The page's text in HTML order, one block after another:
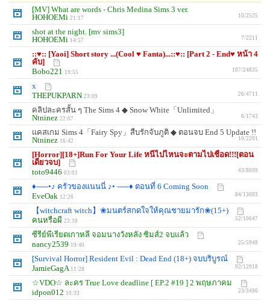
[MV] What are words - Chris Medina Sims 3 ver.
HOHOEMi 21:17 10/2525
shot at the night. [mv sims3]
HOHOEMi 14:57 7/2211
::♥:: [Yaoi] Short story ...(Cool ♥ Fanta)...::♥:: [Part 2 - End♥ หน้า 4
คับ]
Bobo221
19:55 187/24835
x
THEPUKPARN 23:09 26/4711
คลิปละครสั้น ๆ The Sims 4 ◆ Snow White「Unlimited」
Ntninez 22:07 6/1743
แคสเกม Sims 4「Fairy Spy」สืบรักจับภูติ ◆ ตอนจบ End 5 Update !!
Ntninez 16:42 10/2201
[Horror][18+]Run For Your Life หนีไปไหนจะตามไปเชือด!!![ตอน
เดียวจบ]
toto9446 03:01 43/8699
♦-----•♪ ครัวของแนนนี่ ♪• -----♦ ตอนที่ 6 Coming Soon
EveOak 12:26 84/13003
【witchcraft witch】❀มนตร์สกดใจให้คุณชายมารัก❀(15+)
คนหรือผี 23:10 52/10647
ซีรีย์พีเรียดเกาหลี จอมนางวังหลัง ซิมส์2 จบแล้ว
nancy2539 19:40 25/5948
[Survival Horror] Resident Evil : Dead End (18+) จบบริบูรณ์
JamieGagA 11:28 92/12918
☆VDO☆ ละคร True Love deadline [ EP.2 #19 ] 2 พฤษภาคม
idpon012 10:33 23/3490